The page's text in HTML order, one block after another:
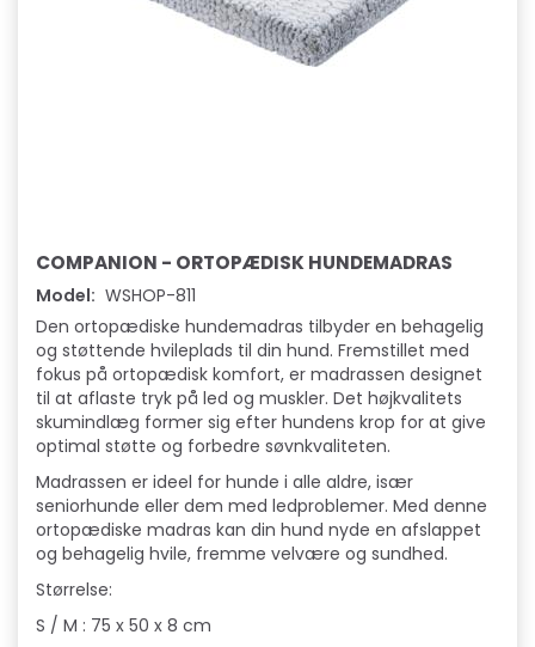
COMPANION - ORTOPÆDISK HUNDEMADRAS
Model: WSHOP-811
Den ortopædiske hundemadras tilbyder en behagelig
og støttende hvileplads til din hund. Fremstillet med
fokus på ortopædisk komfort, er madrassen designet
til at aflaste tryk på led og muskler. Det højkvalitets
skumindlæg former sig efter hundens krop for at give
optimal støtte og forbedre søvnkvaliteten.
Madrassen er ideel for hunde i alle aldre, især
seniorhunde eller dem med ledproblemer. Med denne
ortopædiske madras kan din hund nyde en afslappet
og behagelig hvile, fremme velvære og sundhed.
Størrelse:
S / M : 75 x 50 x 8 cm